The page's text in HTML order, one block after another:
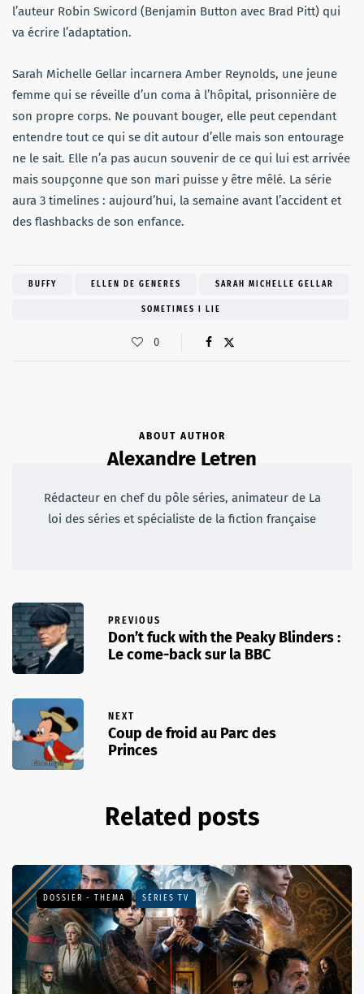
l’auteur Robin Swicord (Benjamin Button avec Brad Pitt) qui
va écrire l’adaptation.
Sarah Michelle Gellar incarnera Amber Reynolds, une jeune
femme qui se réveille d’un coma à l’hôpital, prisonnière de
son propre corps. Ne pouvant bouger, elle peut cependant
entendre tout ce qui se dit autour d’elle mais son entourage
ne le sait. Elle n’a pas aucun souvenir de ce qui lui est arrivée
mais soupçonne que son mari puisse y être mêlé. La série
aura 3 timelines : aujourd’hui, la semaine avant l’accident et
des flashbacks de son enfance.
BUFFY ELLEN DE GENERES SARAH MICHELLE GELLAR
SOMETIMES I LIE
0
ABOUT AUTHOR
Alexandre Letren
Rédacteur en chef du pôle séries, animateur de La
loi des séries et spécialiste de la fiction française
PREVIOUS
Don’t fuck with the Peaky Blinders :
Le come-back sur la BBC
NEXT
Coup de froid au Parc des
Princes
Related posts
DOSSIER - THEMA SÉRIES TV